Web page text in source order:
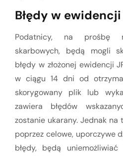
Błędy w ewidencji
Podatnicy, na prośbę
skarbowych, będą mogli
błędy w złożonej ewidencji
w ciągu 14 dni od
skorygowany plik lub
zawiera błędów
zostanie ukarany. Jednak
poprzez celowe, uporczywe
błędy, będą